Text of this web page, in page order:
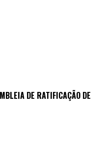
DE RATIFICAÇÃO DE